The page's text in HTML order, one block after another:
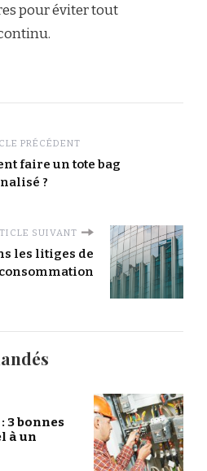
pour éviter tout
PRÉCÉDENT
faire un tote bag
?
SUIVANT
les litiges de
3 bonnes
à un